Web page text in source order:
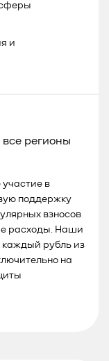
и
регионы
участие в
поддержку
взносов
расходы. Наши
каждый рубль из
на